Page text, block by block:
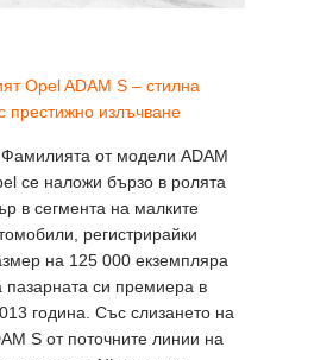
Opel ADAM S – стилна
престижно излъчване
от модели ADAM
се наложи бързо в ролята
в сегмента на малките
регистрирайки
на 125 000 екземпляра
си премиера в
година. Със слизането на
S от поточните линии на